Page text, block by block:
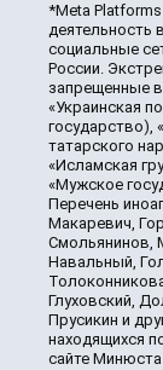
*Meta
деятельность
социальные
России.
запрещенные
«Украинская
государство),
татарского
«Исламская
«Мужское
Перечень
Макаревич,
Смольянинов,
Навальный,
Глуховский,
Прусикин и
находящихся
сайте